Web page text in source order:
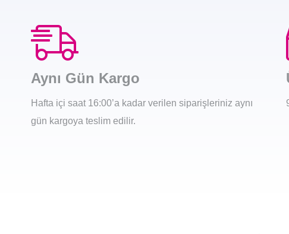
Aynı Gün Kargo
Hafta içi saat 16:00’a kadar verilen siparişleriniz aynı
gün kargoya teslim edilir.